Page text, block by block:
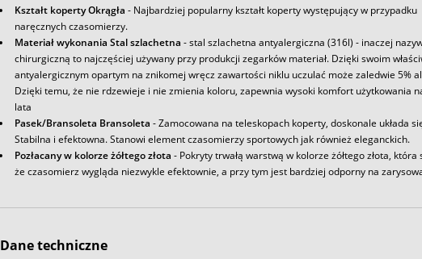
Kształt koperty Okrągła - Najbardziej popularny kształt koperty występujący w przypadku
naręcznych czasomierzy.
Materiał wykonania Stal szlachetna - stal szlachetna antyalergiczna (316l) - inaczej
chirurgiczną to najczęściej używany przy produkcji zegarków materiał. Dzięki swoim
antyalergicznym opartym na znikomej wręcz zawartości niklu uczulać może zaledwie 5%
Dzięki temu, że nie rdzewieje i nie zmienia koloru, zapewnia wysoki komfort użytkowania
lata
Pasek/Bransoleta Bransoleta - Zamocowana na teleskopach koperty, doskonale układa
Stabilna i efektowna. Stanowi element czasomierzy sportowych jak również eleganckich.
Pozłacany w kolorze żółtego złota - Pokryty trwałą warstwą w kolorze żółtego złota, która
że czasomierz wygląda niezwykle efektownie, a przy tym jest bardziej odporny na
Dane techniczne